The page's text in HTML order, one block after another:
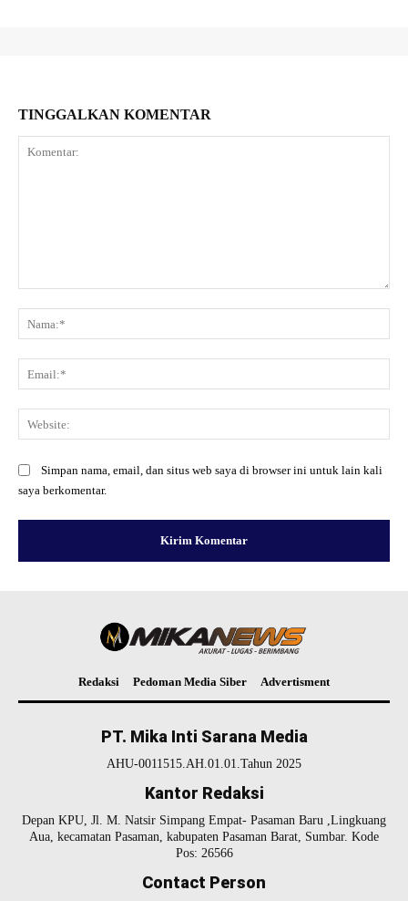
TINGGALKAN KOMENTAR
Simpan nama, email, dan situs web saya di browser ini untuk lain kali
saya berkomentar.
Redaksi Pedoman Media Siber Advertisment
PT. Mika Inti Sarana Media
AHU-0011515.AH.01.01.Tahun 2025
Kantor Redaksi
Depan KPU, Jl. M. Natsir Simpang Empat- Pasaman Baru ,Lingkuang
Aua, kecamatan Pasaman, kabupaten Pasaman Barat, Sumbar. Kode
Pos: 26566
Contact Person